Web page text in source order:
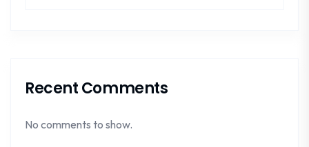
Recent Comments
No comments to show.